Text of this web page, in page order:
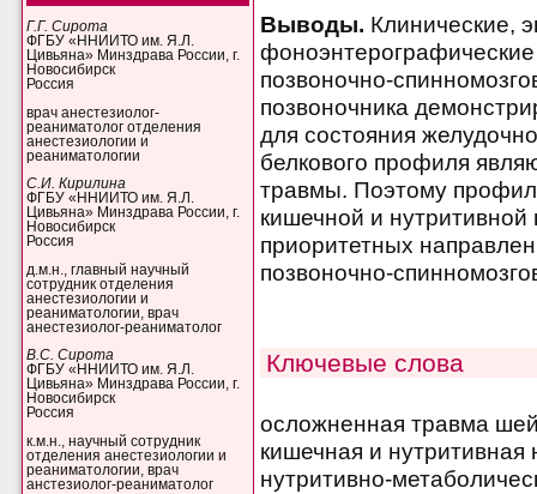
Г.Г. Сирота
ФГБУ «ННИИТО им. Я.Л.
Цивьяна» Минздрава России, г.
Новосибирск
Россия
врач анестезиолог-
реаниматолог отделения
анестезиологии и
реаниматологии
С.И. Кирилина
ФГБУ «ННИИТО им. Я.Л.
Цивьяна» Минздрава России, г.
Новосибирск
Россия
д.м.н., главный научный
сотрудник отделения
анестезиологии и
реаниматологии, врач
анестезиолог-реаниматолог
В.С. Сирота
ФГБУ «ННИИТО им. Я.Л.
Цивьяна» Минздрава России, г.
Новосибирск
Россия
к.м.н., научный сотрудник
отделения анестезиологии и
реаниматологии, врач
анстезиолог-реаниматолог
Выводы. Клинические,
позвоночно-
позвоночника
для состояния
белкового профиля
травмы. Поэтому
кишечной и
приоритетных
позвоночно-
Ключевые слова
осложненная травма
кишечная и
нутритивно-